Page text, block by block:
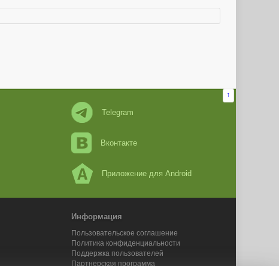
↑
Telegram
Вконтакте
Приложение для Android
Информация
Пользовательское соглашение
Политика конфиденциальности
Поддержка пользователей
Партнерская программа